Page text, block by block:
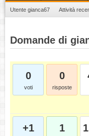
Utente gianca67 Attività
Domande di
0
voti
0
risposte
+1 1